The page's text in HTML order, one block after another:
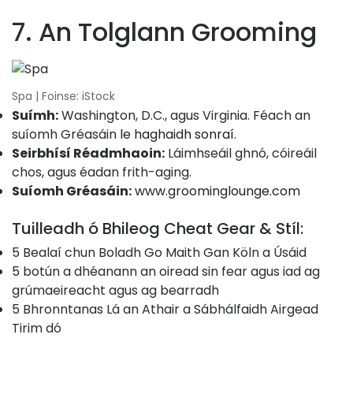
7. An Tolglann Grooming
Spa | Foinse: iStock
Suímh:Washington, D.C., agus Virginia. Féach an
suíomh Gréasáin le haghaidh sonraí.
Seirbhísí Réadmhaoin: Láimhseáil ghnó, cóireáil
chos, agus éadan frith-aging.
Suíomh Gréasáin:www.groominglounge.com
Tuilleadh ó Bhileog Cheat Gear & Stíl:
5 Bealaí chun Boladh Go Maith Gan Köln a Úsáid
5 botún a dhéanann an oiread sin fear agus iad ag
grúmaeireacht agus ag bearradh
5 Bhronntanas Lá an Athair a Sábhálfaidh Airgead
Tirim dó